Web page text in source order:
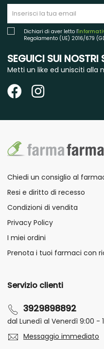
Dichiari di aver letto l'
Regolamento (UE) 2016/679
SEGUICI SUI NOSTRI
Metti un like ed unisciti alla
Chiedi un consiglio al
Resi e diritto di recesso
Condizioni di vendita
Privacy Policy
I miei ordini
Prenota i tuoi farmaci con
Servizio clienti
3929898892
dal Lunedì al Venerdì 9:00 -
Messaggio immediato